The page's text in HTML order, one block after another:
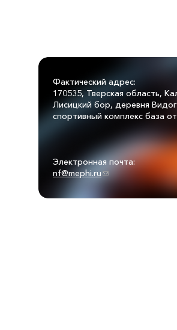
Фактический адрес:
170535, Тверская область,
Лисицкий бор, деревня
спортивный комплекс база
Электронная почта:
nf@mephi.ru(link sends e-mail)